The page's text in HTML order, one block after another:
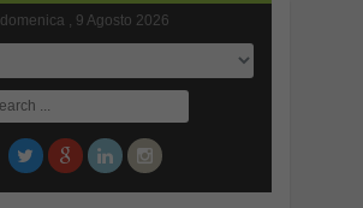
domenica , 9 Agosto 2026